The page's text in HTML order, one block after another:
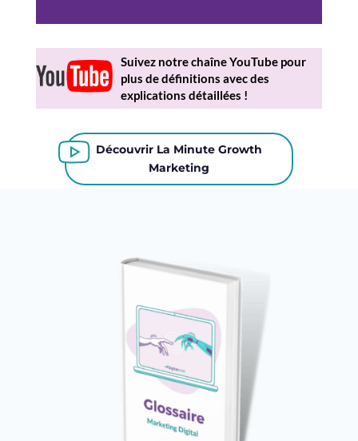
Suivez notre chaîne YouTube pour
plus de définitions avec des
explications détaillées !
Découvrir La Minute Growth
Marketing